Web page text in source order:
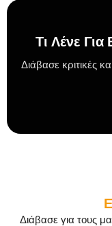
Τι Λένε
Διάβασε κριτικές
Διάβασε για τους